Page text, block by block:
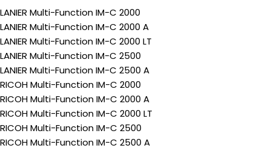
LANIER Multi-Function IM-C 2000
LANIER Multi-Function IM-C 2000 A
LANIER Multi-Function IM-C 2000 LT
LANIER Multi-Function IM-C 2500
LANIER Multi-Function IM-C 2500 A
RICOH Multi-Function IM-C 2000
RICOH Multi-Function IM-C 2000 A
RICOH Multi-Function IM-C 2000 LT
RICOH Multi-Function IM-C 2500
RICOH Multi-Function IM-C 2500 A